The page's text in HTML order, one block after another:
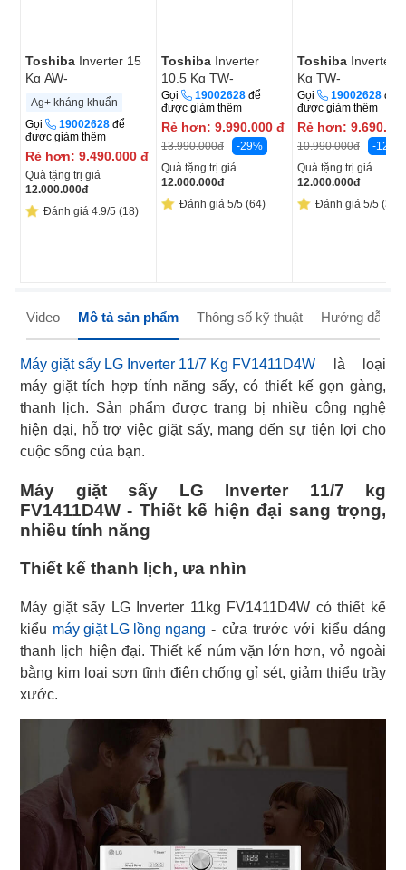
Toshiba Inverter 15
Kg AW-
T06D1600LV(MK)
Ag+ kháng khuẩn
Gọi 19002628 để
được giảm thêm
Rẻ hơn: 9.490.000 đ
Quà tặng trị giá
12.000.000đ
Đánh giá 4.9/5 (18)
Toshiba Inverter
10.5 Kg TW-
T25BZU115MWV(MG)
Gọi 19002628 để
được giảm thêm
Rẻ hơn: 9.990.000 đ
13.990.000đ
-29%
Quà tặng trị giá
12.000.000đ
Đánh giá 5/5 (64)
Toshiba Inverter
Kg TW-
T33B120UWV(MK)
Gọi 19002628 để
được giảm thêm
Rẻ hơn:
10.990.000đ
-12%
Quà tặng trị giá
12.000.000đ
Đánh giá 5/5 (3)
Video Mô tả sản phẩm Thông số kỹ thuật Hướng dẫn
Máy giặt sấy LG Inverter 11/7 Kg FV1411D4W là loại
máy giặt tích hợp tính năng sấy, có thiết kế gọn gàng,
thanh lịch. Sản phẩm được trang bị nhiều công nghệ
hiện đại, hỗ trợ việc giặt sấy, mang đến sự tiện lợi cho
cuộc sống của bạn.
Máy giặt sấy LG Inverter 11/7 kg
FV1411D4W - Thiết kế hiện đại sang trọng,
nhiều tính năng
Thiết kế thanh lịch, ưa nhìn
Máy giặt sấy LG Inverter 11kg FV1411D4W có thiết kế
kiểu máy giặt LG lồng ngang - cửa trước với kiểu dáng
thanh lịch hiện đại. Thiết kế núm vặn lớn hơn, vỏ ngoài
bằng kim loại sơn tĩnh điện chống gỉ sét, giảm thiểu trầy
xước.